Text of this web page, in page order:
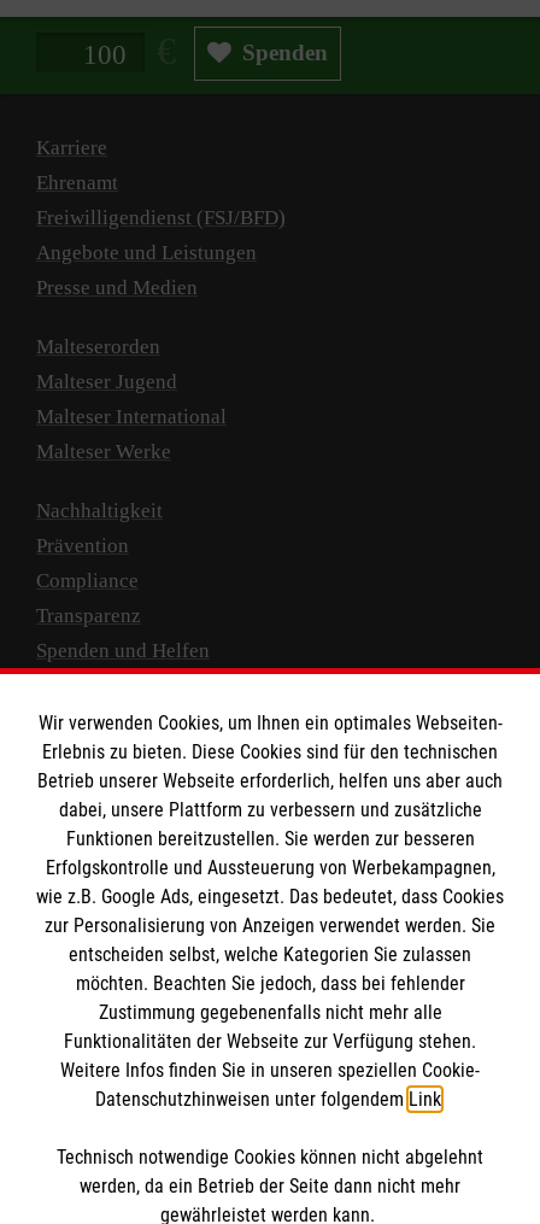
Spendenbetrag in Euro Spenden
Karriere
Ehrenamt
Freiwilligendienst (FSJ/BFD)
Angebote und Leistungen
Presse und Medien
Malteserorden
Malteser Jugend
Malteser International
Malteser Werke
Nachhaltigkeit
Prävention
Compliance
Transparenz
Spenden und Helfen
Empfänger: Malteser Hilfsdienst e.V.
IBAN: DE10 3706 0120 1201 2000 12
BIC: GENODED 1PA7
Newsletter abonnieren
Cookies verwalten|AGB|Impressum|Datenschutz
Barrierefreiheit |Kontakt| Sharepoint|Mediathek
Wir verwenden Cookies, um Ihnen ein optimales Webseiten-
Erlebnis zu bieten. Diese Cookies sind für den technischen
Betrieb unserer Webseite erforderlich, helfen uns aber auch
dabei, unsere Plattform zu verbessern und zusätzliche
Funktionen bereitzustellen. Sie werden zur besseren
Erfolgskontrolle und Aussteuerung von Werbekampagnen,
wie z.B. Google Ads, eingesetzt. Das bedeutet, dass Cookies
zur Personalisierung von Anzeigen verwendet werden. Sie
entscheiden selbst, welche Kategorien Sie zulassen
möchten. Beachten Sie jedoch, dass bei fehlender
Zustimmung gegebenenfalls nicht mehr alle
Funktionalitäten der Webseite zur Verfügung stehen.
Weitere Infos finden Sie in unseren speziellen Cookie-
Datenschutzhinweisen unter folgendem Link.
Technisch notwendige Cookies können nicht abgelehnt
werden, da ein Betrieb der Seite dann nicht mehr
gewährleistet werden kann.